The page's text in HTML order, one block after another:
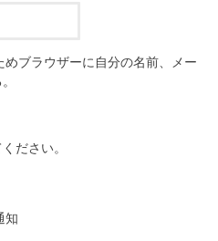
ブラウザーに自分の名前、メー
ださい。
知